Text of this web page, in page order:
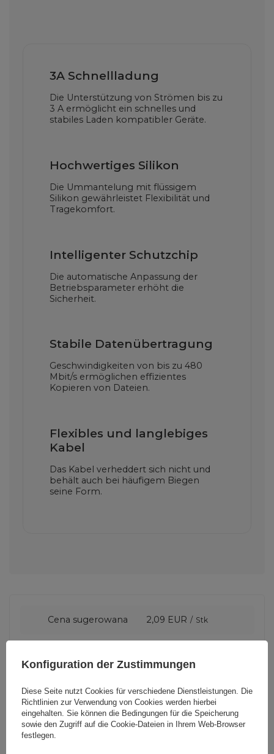
3A Schnellladung
Die Unterstützung von Strömen bis zu
3 A ermöglicht ein schnelles und
stabiles Laden kompatibler Geräte.
Hochwertiges Silikon
Die Ummantelung mit flüssigem
Silikon gewährleistet Flexibilität und
Tragekomfort.
Intelligenter Schutzchip
Die automatische Anpassung der
Betriebsparameter erhöht die
Sicherheit.
Stabile Datenübertragung
Geschwindigkeiten von bis zu 480
Mbit/s ermöglichen effizientes
Kopieren von Dateien.
Flexibles und langlebiges
Kabel
Das Kabel verheddert sich nicht und
behält auch bei häufigem Biegen
seine Form.
Cena sugerowana 2,09 EUR / Stk
Marke
Für dieses Produkt
zuständige Stelle in
der EU
Hurtel Sp. z
o.o.
Mehr
Konfiguration der Zustimmungen
Diese Seite nutzt Cookies für verschiedene Dienstleistungen. Die
Richtlinien zur Verwendung von Cookies werden hierbei
eingehalten. Sie können die Bedingungen für die Speicherung
sowie den Zugriff auf die Cookie-Dateien in Ihrem Web-Browser
festlegen.